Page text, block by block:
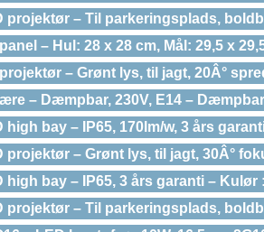
projektør – Til parkeringsplads,
– Hul: 28 x 28 cm, Mål: 29,5 x
– Grønt lys, til jagt, 20Â°
– Dæmpbar, 230V, E14 –
high bay – IP65, 170lm/w, 3 års
projektør – Grønt lys, til jagt, 30Â°
high bay – IP65, 3 års garanti – Kulør
projektør – Til parkeringsplads,